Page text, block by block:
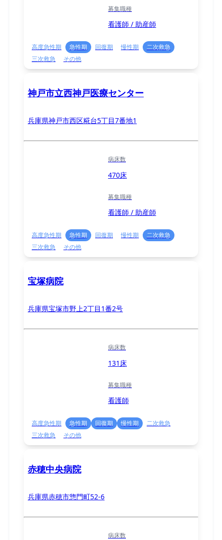
募集職種
看護師 / 助産師
高度急性期 急性期 回復期 慢性期
二次救急
三次救急
その他
神戸市立西神戸医療センター
兵庫県神戸市西区糀台5丁目7番地1
病床数
470床
募集職種
看護師 / 助産師
高度急性期 急性期 回復期 慢性期
二次救急
三次救急
その他
宝塚病院
兵庫県宝塚市野上2丁目1番2号
病床数
131床
募集職種
看護師
高度急性期 急性期 回復期 慢性期
二次救急
三次救急
その他
赤穂中央病院
兵庫県赤穂市惣門町52-6
病床数